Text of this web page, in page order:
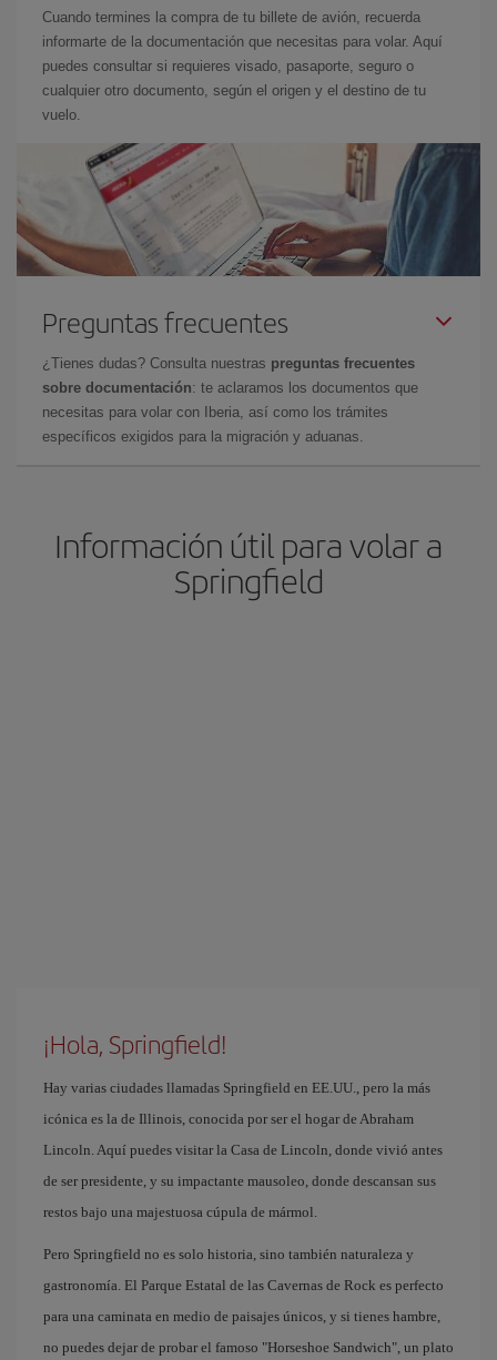
Cuando termines la compra de tu billete de avión, recuerda
informarte de la documentación que necesitas para volar. Aquí
puedes consultar si requieres visado, pasaporte, seguro o
cualquier otro documento, según el origen y el destino de tu
vuelo.
Preguntas frecuentes
¿Tienes dudas? Consulta nuestras preguntas frecuentes
sobre documentación: te aclaramos los documentos que
necesitas para volar con Iberia, así como los trámites
específicos exigidos para la migración y aduanas.
Información útil para volar a
Springfield
¡Hola, Springfield!
Hay varias ciudades llamadas Springfield en EE.UU., pero la más
icónica es la de Illinois, conocida por ser el hogar de Abraham
Lincoln. Aquí puedes visitar la Casa de Lincoln, donde vivió antes
de ser presidente, y su impactante mausoleo, donde descansan sus
restos bajo una majestuosa cúpula de mármol.
Pero Springfield no es solo historia, sino también naturaleza y
gastronomía. El Parque Estatal de las Cavernas de Rock es perfecto
para una caminata en medio de paisajes únicos, y si tienes hambre,
no puedes dejar de probar el famoso "Horseshoe Sandwich", un plato